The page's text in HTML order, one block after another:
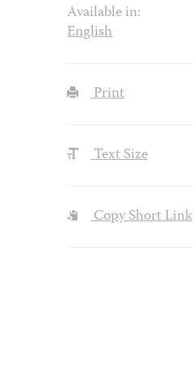
Available in:
English
Print
Text Size
Copy Short Link